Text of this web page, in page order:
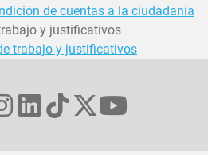
de cuentas a la ciudadanía
y justificativos
trabajo y justificativos